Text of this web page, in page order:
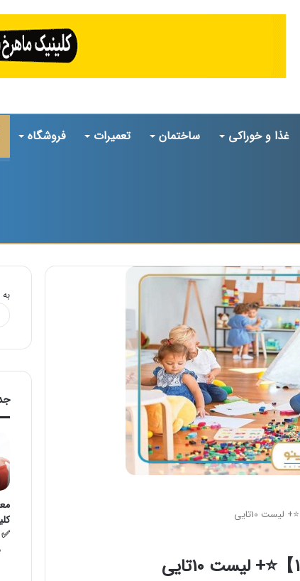
غذا و خوراکی ساختمان تعمیرات فروشگاه
✅